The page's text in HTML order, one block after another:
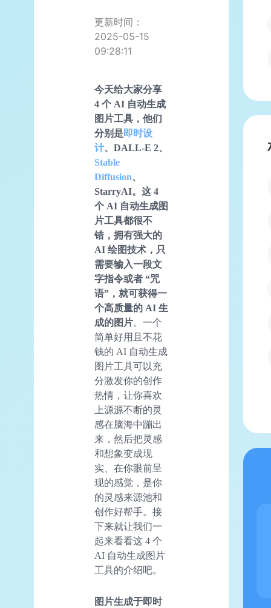
更新时间：
2025-05-15
09:28:11
今天给大家分享
4 个 AI 自动生成
图片工具，他们
分别是即时设
计、DALL-E 2、
Stable
Diffusion、
StarryAI。这 4
个 AI 自动生成图
片工具都很不
错，拥有强大的
AI 绘图技术，只
需要输入一段文
字指令或者 “咒
语”，就可获得一
个高质量的 AI 生
成的图片。一个
简单好用且不花
钱的 AI 自动生成
图片工具可以充
分激发你的创作
热情，让你喜欢
上源源不断的灵
感在脑海中蹦出
来，然后把灵感
和想象变成现
实、在你眼前呈
现的感觉，是你
的灵感来源池和
创作好帮手。接
下来就让我们一
起来看看这 4 个
AI 自动生成图片
工具的介绍吧。
图片生成于即时